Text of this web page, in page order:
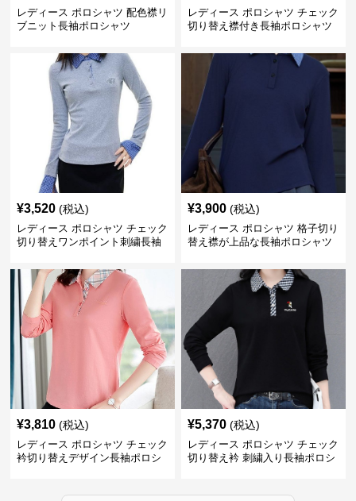
レディース ポロシャツ 配色襟リ
ブニット長袖ポロシャツ
レディース ポロシャツ チェック
切り替え襟付き長袖ポロシャツ
¥3,520 (税込)
レディース ポロシャツ チェック
切り替えワンポイント刺繍長袖
¥3,900 (税込)
レディース ポロシャツ 格子切り
替え襟が上品な長袖ポロシャツ
¥3,810 (税込)
レディース ポロシャツ チェック
衿切り替えデザイン長袖ポロシ
¥5,370 (税込)
レディース ポロシャツ チェック
切り替え衿 刺繍入り長袖ポロシ